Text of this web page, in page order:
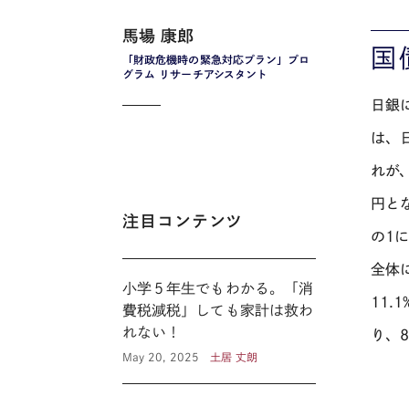
国
日銀
は、
れが
円と
の1
全体
り、
「財政危機時の緊急対応プラン」プロ
グラム リサーチアシスタント
馬場 康郎
注目コンテンツ
小学５年生でもわかる。「消
費税減税」しても家計は救わ
れない！
May 20, 2025 土居 丈朗